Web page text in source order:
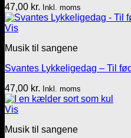
47,00 kr. Inkl. moms
Vis
Musik til sangene
Svantes Lykkeligedag – Til
47,00 kr. Inkl. moms
Vis
Musik til sangene